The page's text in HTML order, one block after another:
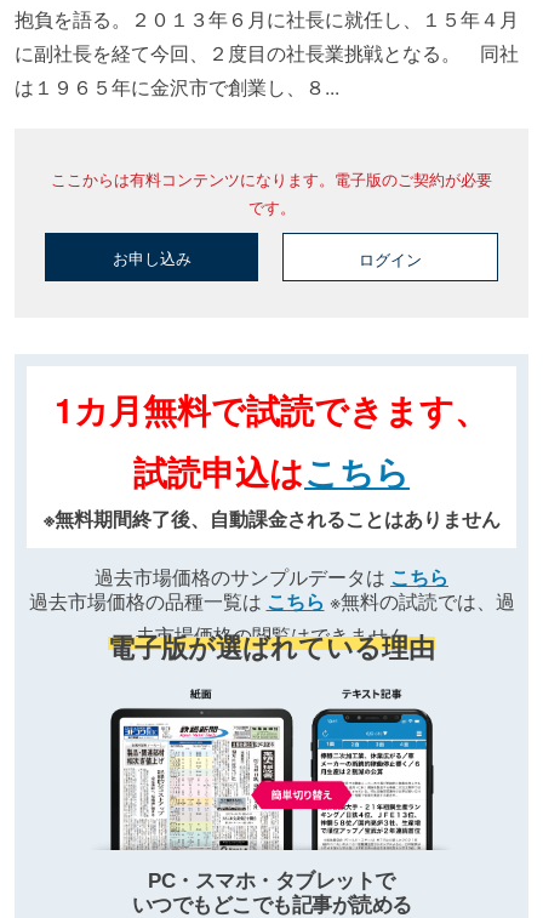
抱負を語る。２０１３年６月に社長に就任し、１５年４月
に副社長を経て今回、２度目の社長業挑戦となる。 同社
は１９６５年に金沢市で創業し、８...
ここからは有料コンテンツになります。電子版のご契約が必要
です。
お申し込み ログイン
1カ月無料で試読できます、
試読申込はこちら
※無料期間終了後、自動課金されることはありません
過去市場価格のサンプルデータは こちら
過去市場価格の品種一覧は こちら ※無料の試読では、過
去市場価格の閲覧はできません
電子版が選ばれている理由
PC・スマホ・タブレットで
いつでもどこでも記事が読める